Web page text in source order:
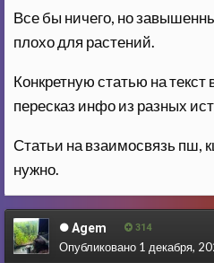
Все бы ничего, но
плохо для растений.
Конкретную статью на
пересказ инфо из разных
Статьи на взаимосвязь пш,
нужно.
Agem 314
Опубликовано 1 декабря,